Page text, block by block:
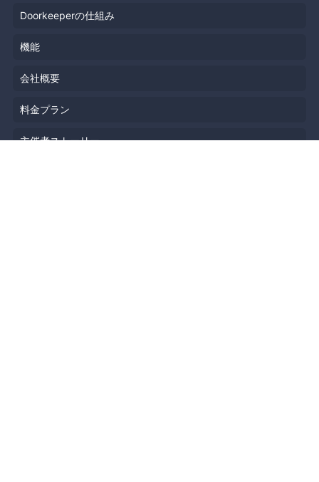
Doorkeeperの仕組み
機能
会社概要
料金プラン
主催者ストーリー